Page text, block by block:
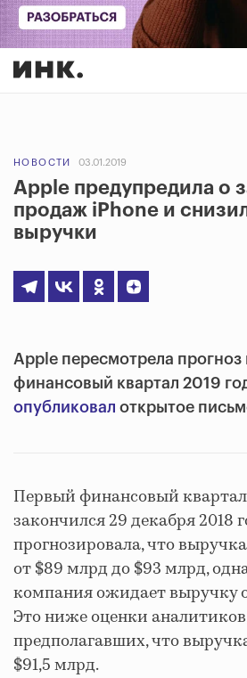
НОВОСТИ 03.01.2019
Apple предупредила о
продаж iPhone и
выручки
Apple пересмотрела прогноз
финансовый квартал 2019
опубликовал открытое
Первый финансовый квартал
закончился 29 декабря 2018
прогнозировала, что
от $89 млрд до $93 млрд,
компания ожидает выручку
Это ниже оценки
предполагавших, что
$91,5 млрд.